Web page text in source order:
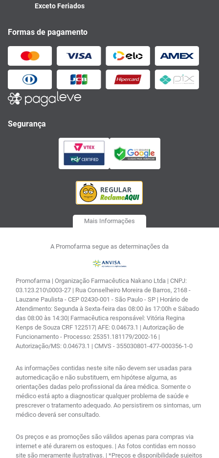
Exceto Feriados
Formas de pagamento
Segurança
Mais Informações
A Promofarma segue as determinações da
Promofarma | Organização Farmacêutica Nakano Ltda | CNPJ:
03.123.210\0003-27 | Rua Conselheiro Moreira de Barros, 2168 -
Lauzane Paulista - CEP 02430-001 - São Paulo - SP | Horário de
Atendimento: Segunda à Sexta-feira das 08:00 às 17:00h e Sábado
das 08:00 às 14:30| Farmacêutica responsável: Vitória Regina
Kenps de Souza CRF 122517| AFE: 0.04673.1 | Autorização de
Funcionamento - Processo: 25351.181179/2002-16 |
Autorização/MS: 0.04673.1 | CMVS - 355030801-477-000356-1-0
As informações contidas neste site não devem ser usadas para
automedicação e não substituem, em hipótese alguma, as
orientações dadas pelo profissional da área médica. Somente o
médico está apto a diagnosticar qualquer problema de saúde e
prescrever o tratamento adequado. Ao persistirem os sintomas, um
médico deverá ser consultado.
Os preços e as promoções são válidos apenas para compras via
internet e até durarem os estoques. | As fotos contidas em nosso
site são meramente ilustrativas. | *Preços e disponibilidade sujeitos